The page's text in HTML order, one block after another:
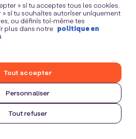
» si tu acceptes tous les cookies.
» si tu souhaites autoriser uniquement
ou définis toi-même tes
plus dans notre politique en
Personnaliser
Tout refuser
Tout accepter